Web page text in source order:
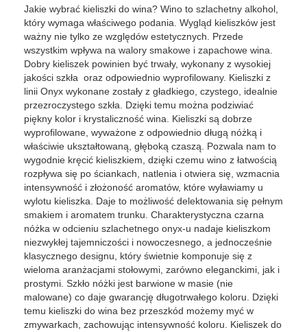
Jakie wybrać kieliszki do wina? Wino to szlachetny alkohol,
który wymaga właściwego podania. Wygląd kieliszków jest
ważny nie tylko ze względów estetycznych. Przede
wszystkim wpływa na walory smakowe i zapachowe wina.
Dobry kieliszek powinien być trwały, wykonany z wysokiej
jakości szkła oraz odpowiednio wyprofilowany. Kieliszki z
linii Onyx wykonane zostały z gładkiego, czystego, idealnie
przezroczystego szkła. Dzięki temu można podziwiać
piękny kolor i krystaliczność wina. Kieliszki są dobrze
wyprofilowane, wyważone z odpowiednio długą nóżką i
właściwie ukształtowaną, głęboką czaszą. Pozwala nam to
wygodnie kręcić kieliszkiem, dzięki czemu wino z łatwością
rozpływa się po ściankach, natlenia i otwiera się, wzmacnia
intensywność i złożoność aromatów, które wyławiamy u
wylotu kieliszka. Daje to możliwość delektowania się pełnym
smakiem i aromatem trunku. Charakterystyczna czarna
nóżka w odcieniu szlachetnego onyx-u nadaje kieliszkom
niezwykłej tajemniczości i nowoczesnego, a jednocześnie
klasycznego designu, który świetnie komponuje się z
wieloma aranżacjami stołowymi, zarówno eleganckimi, jak i
prostymi. Szkło nóżki jest barwione w masie (nie
malowane) co daje gwarancję długotrwałego koloru. Dzięki
temu kieliszki do wina bez przeszkód możemy myć w
zmywarkach, zachowując intensywność koloru. Kieliszek do